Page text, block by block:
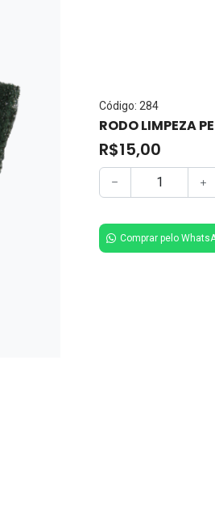
Código: 284
RODO LIMPEZA
R$15,00
Comprar pelo